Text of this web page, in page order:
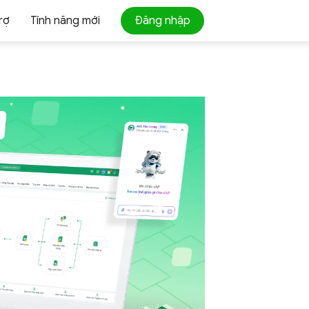
Tính năng mới Đăng nhập